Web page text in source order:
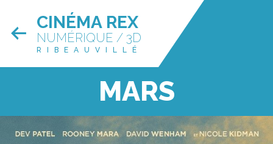
CINÉMA REX
NUMÉRIQUE / 3D
RIBEAUVILLÉ
MARS